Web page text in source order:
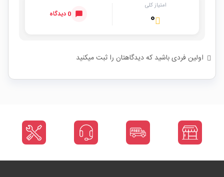
امتیاز کلی
۰ 0 دیدگاه
اولین فردی باشید که دیدگاهتان را ثبت میکنید